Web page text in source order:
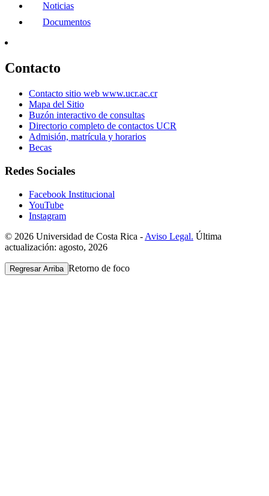
Noticias
Documentos
Contacto
Contacto sitio web www.ucr.ac.cr
Mapa del Sitio
Buzón interactivo de consultas
Directorio completo de contactos UCR
Admisión, matrícula y horarios
Becas
Redes Sociales
Facebook Institucional
YouTube
Instagram
© 2026 Universidad de Costa Rica - Aviso Legal. Última
actualización: agosto, 2026
Regresar Arriba Retorno de foco